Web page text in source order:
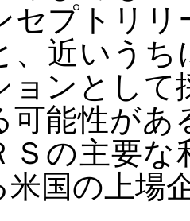
セプトリリ
、近いうち
ョンとし
可能性があ
Ｓの主要
米国の上場